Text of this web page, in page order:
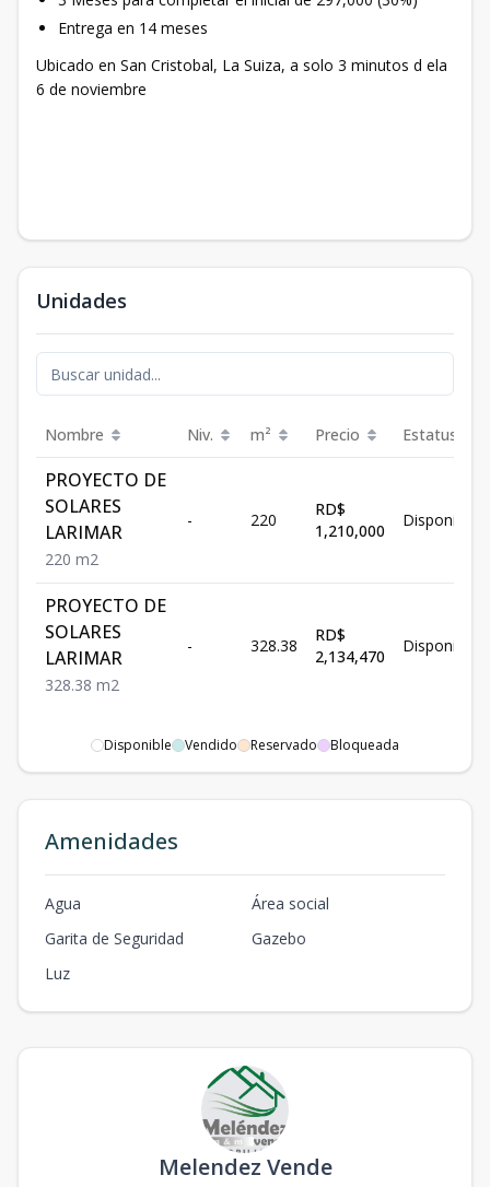
Entrega en 14 meses
Ubicado en San Cristobal, La Suiza, a solo 3 minutos d ela
6 de noviembre
Unidades
Nombre Niv. m² Precio Estatus
PROYECTO DE
SOLARES
LARIMAR
220 m2
- 220
RD$
1,210,000
Disponible
PROYECTO DE
SOLARES
LARIMAR
328.38 m2
- 328.38
RD$
2,134,470
Disponible
Disponible Vendido Reservado Bloqueada
Amenidades
Agua
Área social
Garita de Seguridad
Gazebo
Luz
Melendez Vende